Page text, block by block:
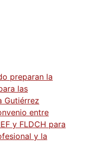
preparan la
las
Gutiérrez
entre
y FLDCH para
y la